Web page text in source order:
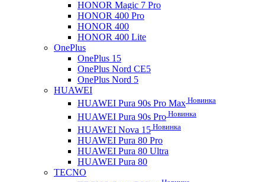
HONOR Magic 7 Pro
HONOR 400 Pro
HONOR 400
HONOR 400 Lite
OnePlus
OnePlus 15
OnePlus Nord CE5
OnePlus Nord 5
HUAWEI
HUAWEI Pura 90s Pro Max Новинка
HUAWEI Pura 90s Pro Новинка
HUAWEI Nova 15 Новинка
HUAWEI Pura 80 Pro
HUAWEI Pura 80 Ultra
HUAWEI Pura 80
TECNO